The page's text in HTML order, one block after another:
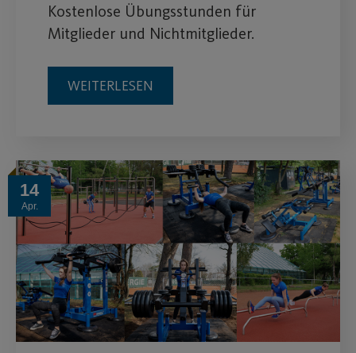
Kostenlose Übungsstunden für
Mitglieder und Nichtmitglieder.
WEITERLESEN
14
Apr.